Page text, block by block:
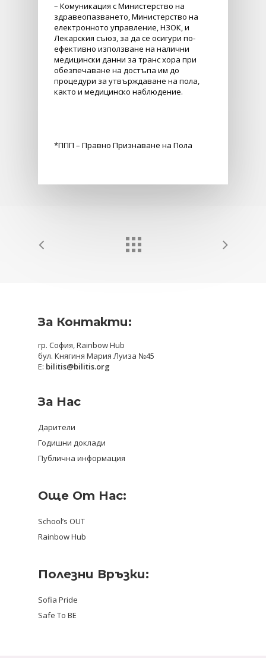
– Комуникация с Министерство на
здравеопазването, Министерство на
електронното управление, НЗОК, и
Лекарския съюз, за да се осигури по-
ефективно използване на налични
медицински данни за транс хора при
обезпечаване на достъпа им до
процедури за утвърждаване на пола,
както и медицинско наблюдение.
*ППП – Правно Признаване на Пола
За Контакти:
гр. София, Rainbow Hub
бул. Княгиня Мария Луиза №45
E: bilitis@bilitis.org
За Нас
Дарители
Годишни доклади
Публична информация
Още От Нас:
School’s OUT
Rainbow Hub
Полезни Връзки:
Sofia Pride
Safe To BE